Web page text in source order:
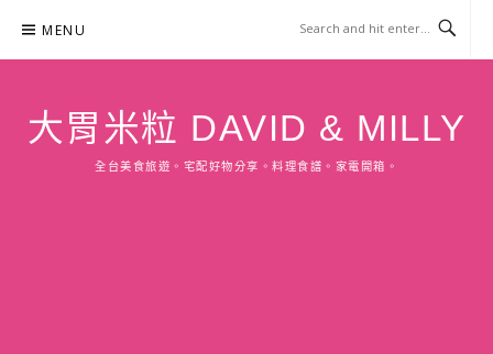
content
MENU
大胃米粒 DAVID & MILLY
全台美食旅遊。宅配好物分享。料理食譜。家電開箱。